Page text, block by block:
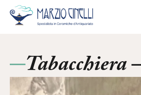
Tabacchiera